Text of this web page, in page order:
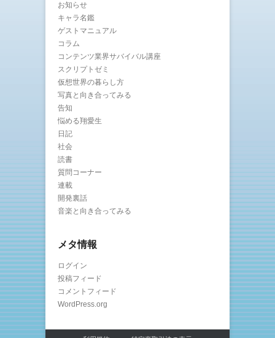
お知らせ
キャラ名鑑
ゲストマニュアル
コラム
コンテンツ業界サバイバル講座
スクリプトゼミ
仮想世界の暮らし方
写真と向き合ってみる
告知
悩める翔愛生
日記
社会
読書
質問コーナー
連載
開発裏話
音楽と向き合ってみる
メタ情報
ログイン
投稿フィード
コメントフィード
WordPress.org